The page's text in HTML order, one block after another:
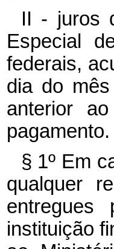
II - juros
Especial
federais,
dia do
anterior
pagamento.
§ 1º Em
qualquer
entregues
instituição